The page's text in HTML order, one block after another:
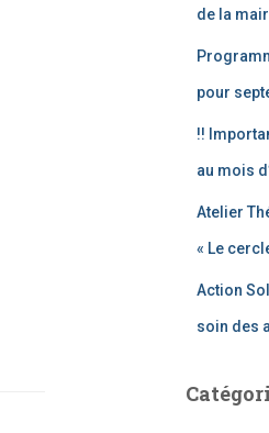
de la
pour
!!
au mois
Atelier
« Le
Action
soin des